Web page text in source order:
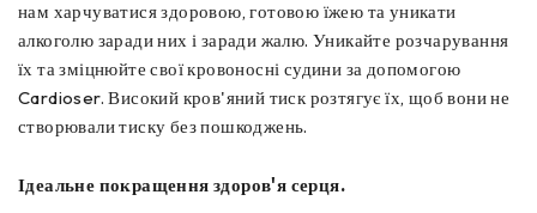
нам харчуватися здоровою, готовою їжею та уникати
алкоголю заради них і заради жалю. Уникайте розчарування
їх та зміцнюйте свої кровоносні судини за допомогою
Cardioser. Високий кров'яний тиск розтягує їх, щоб вони не
створювали тиску без пошкоджень.
Ідеальне покращення здоров'я серця.